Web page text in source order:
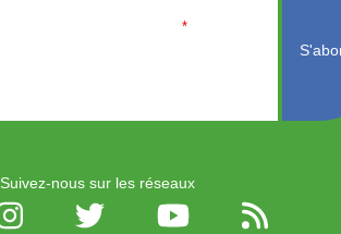
*
Suivez-nous sur les réseaux